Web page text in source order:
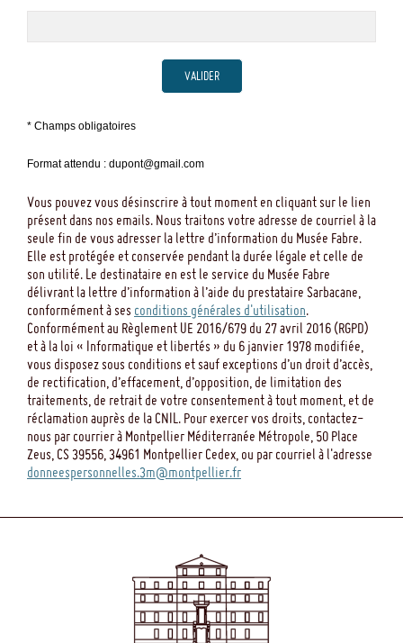
VALIDER
* Champs obligatoires
Format attendu : dupont@gmail.com
Vous pouvez vous désinscrire à tout moment en cliquant sur le lien
présent dans nos emails. Nous traitons votre adresse de courriel à la
seule fin de vous adresser la lettre d’information du Musée Fabre.
Elle est protégée et conservée pendant la durée légale et celle de
son utilité. Le destinataire en est le service du Musée Fabre
délivrant la lettre d’information à l’aide du prestataire Sarbacane,
conformément à ses conditions générales d'utilisation.
Conformément au Règlement UE 2016/679 du 27 avril 2016 (RGPD)
et à la loi « Informatique et libertés » du 6 janvier 1978 modifiée,
vous disposez sous conditions et sauf exceptions d’un droit d’accès,
de rectification, d’effacement, d’opposition, de limitation des
traitements, de retrait de votre consentement à tout moment, et de
réclamation auprès de la CNIL. Pour exercer vos droits, contactez-
nous par courrier à Montpellier Méditerranée Métropole, 50 Place
Zeus, CS 39556, 34961 Montpellier Cedex, ou par courriel à l'adresse
donneespersonnelles.3m@montpellier.fr